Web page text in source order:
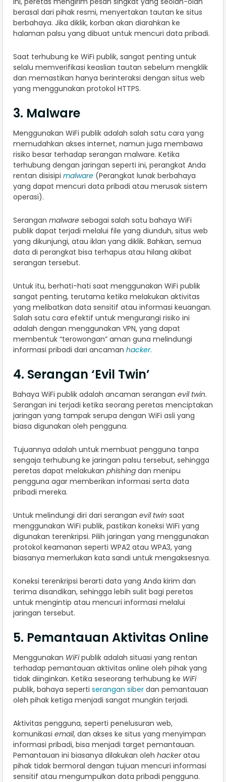
berasal dari pihak resmi, menyertakan tautan ke situs
berbahaya. Jika diklik, korban akan diarahkan ke
halaman palsu yang dibuat untuk mencuri data pribadi.
Saat terhubung ke WiFi publik, sangat penting untuk
selalu memverifikasi keaslian tautan sebelum mengklik
dan memastikan hanya berinteraksi dengan situs web
yang menggunakan protokol HTTPS.
3. Malware
Menggunakan WiFi publik adalah salah satu cara yang
memudahkan akses internet, namun juga membawa
risiko besar terhadap serangan malware. Ketika
terhubung dengan jaringan seperti ini, perangkat Anda
rentan disisipi malware (Perangkat lunak berbahaya
yang dapat mencuri data pribadi atau merusak sistem
operasi).
Serangan malware sebagai salah satu bahaya WiFi
publik dapat terjadi melalui file yang diunduh, situs web
yang dikunjungi, atau iklan yang diklik. Bahkan, semua
data di perangkat bisa terhapus atau hilang akibat
serangan tersebut.
Untuk itu, berhati-hati saat menggunakan WiFi publik
sangat penting, terutama ketika melakukan aktivitas
yang melibatkan data sensitif atau informasi keuangan.
Salah satu cara efektif untuk mengurangi risiko ini
adalah dengan menggunakan VPN, yang dapat
membentuk “terowongan” aman guna melindungi
informasi pribadi dari ancaman hacker.
4. Serangan ‘Evil Twin’
Bahaya WiFi publik adalah ancaman serangan evil twin.
Serangan ini terjadi ketika seorang peretas menciptakan
jaringan yang tampak serupa dengan WiFi asli yang
biasa digunakan oleh pengguna.
Tujuannya adalah untuk membuat pengguna tanpa
sengaja terhubung ke jaringan palsu tersebut, sehingga
peretas dapat melakukan phishing dan menipu
pengguna agar memberikan informasi serta data
pribadi mereka.
Untuk melindungi diri dari serangan evil twin saat
menggunakan WiFi publik, pastikan koneksi WiFi yang
digunakan terenkripsi. Pilih jaringan yang menggunakan
protokol keamanan seperti WPA2 atau WPA3, yang
biasanya memerlukan kata sandi untuk mengaksesnya.
Koneksi terenkripsi berarti data yang Anda kirim dan
terima disandikan, sehingga lebih sulit bagi peretas
untuk mengintip atau mencuri informasi melalui
jaringan tersebut.
5. Pemantauan Aktivitas Online
Menggunakan WiFipublik adalah situasi yang rentan
terhadap pemantauan aktivitas online oleh pihak yang
tidak diinginkan. Ketika seseorang terhubung ke WiFi
publik, bahaya seperti serangan siber dan pemantauan
oleh pihak ketiga menjadi sangat mungkin terjadi.
Aktivitas pengguna, seperti penelusuran web,
komunikasi email, dan akses ke situs yang menyimpan
informasi pribadi, bisa menjadi target pemantauan.
Pemantauan ini biasanya dilakukan oleh hackeratau
pihak tidak bermoral dengan tujuan mencuri informasi
sensitif atau mengumpulkan data pribadi pengguna.